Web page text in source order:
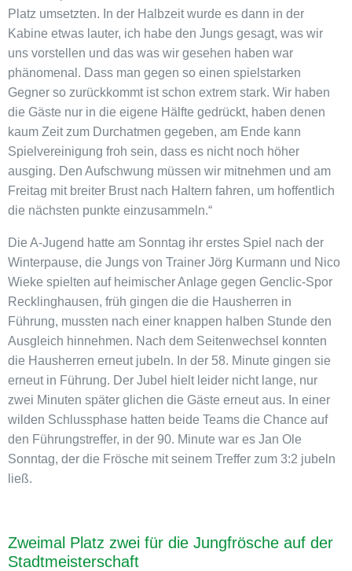
Platz umsetzten. In der Halbzeit wurde es dann in der
Kabine etwas lauter, ich habe den Jungs gesagt, was wir
uns vorstellen und das was wir gesehen haben war
phänomenal. Dass man gegen so einen spielstarken
Gegner so zurückkommt ist schon extrem stark. Wir haben
die Gäste nur in die eigene Hälfte gedrückt, haben denen
kaum Zeit zum Durchatmen gegeben, am Ende kann
Spielvereinigung froh sein, dass es nicht noch höher
ausging. Den Aufschwung müssen wir mitnehmen und am
Freitag mit breiter Brust nach Haltern fahren, um hoffentlich
die nächsten punkte einzusammeln.“
Die A-Jugend hatte am Sonntag ihr erstes Spiel nach der
Winterpause, die Jungs von Trainer Jörg Kurmann und Nico
Wieke spielten auf heimischer Anlage gegen Genclic-Spor
Recklinghausen, früh gingen die die Hausherren in
Führung, mussten nach einer knappen halben Stunde den
Ausgleich hinnehmen. Nach dem Seitenwechsel konnten
die Hausherren erneut jubeln. In der 58. Minute gingen sie
erneut in Führung. Der Jubel hielt leider nicht lange, nur
zwei Minuten später glichen die Gäste erneut aus. In einer
wilden Schlussphase hatten beide Teams die Chance auf
den Führungstreffer, in der 90. Minute war es Jan Ole
Sonntag, der die Frösche mit seinem Treffer zum 3:2 jubeln
ließ.
Zweimal Platz zwei für die Jungfrösche auf der
Stadtmeisterschaft